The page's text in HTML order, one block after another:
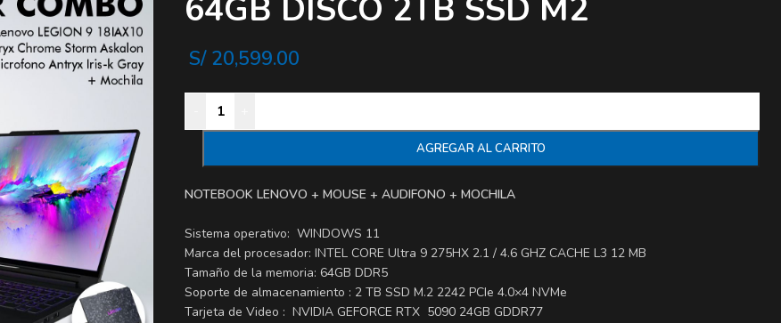
64GB DISCO 2TB SSD M2
S/20,599.00
AGREGAR AL CARRITO
NOTEBOOK LENOVO + MOUSE + AUDIFONO + MOCHILA
Sistema operativo: WINDOWS 11
Marca del procesador: INTEL CORE Ultra 9 275HX 2.1 / 4.6 GHZ CACHE L3 12 MB
Tamaño de la memoria: 64GB DDR5
Soporte de almacenamiento : 2 TB SSD M.2 2242 PCIe 4.0×4 NVMe
Tarjeta de Video : NVIDIA GEFORCE RTX 5090 24GB GDDR77